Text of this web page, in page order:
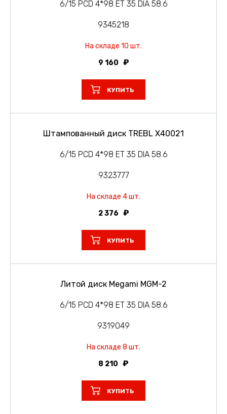
6/15 PCD 4*98 ET 35 DIA 58.6
9345218
На складе 10 шт.
9 160
КУПИТЬ
Штампованный диск TREBL X40021
6/15 PCD 4*98 ET 35 DIA 58.6
9323777
На складе 4 шт.
2 376
КУПИТЬ
Литой диск Megami MGM-2
6/15 PCD 4*98 ET 35 DIA 58.6
9319049
На складе 8 шт.
8 210
КУПИТЬ